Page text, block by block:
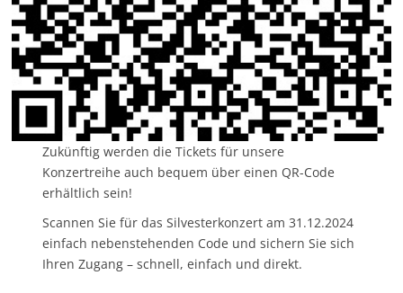
Zukünftig werden die Tickets für unsere
Konzertreihe auch bequem über einen QR-Code
erhältlich sein!
Scannen Sie für das Silvesterkonzert am 31.12.2024
einfach nebenstehenden Code und sichern Sie sich
Ihren Zugang – schnell, einfach und direkt.